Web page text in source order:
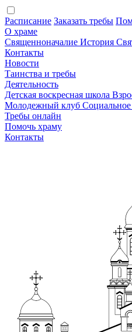
Расписание Заказать требы
О храме
Священноначалие История
Контакты
Новости
Таинства и требы
Деятельность
Детская воскресная школа
Молодежный клуб
Требы онлайн
Помочь храму
Контакты